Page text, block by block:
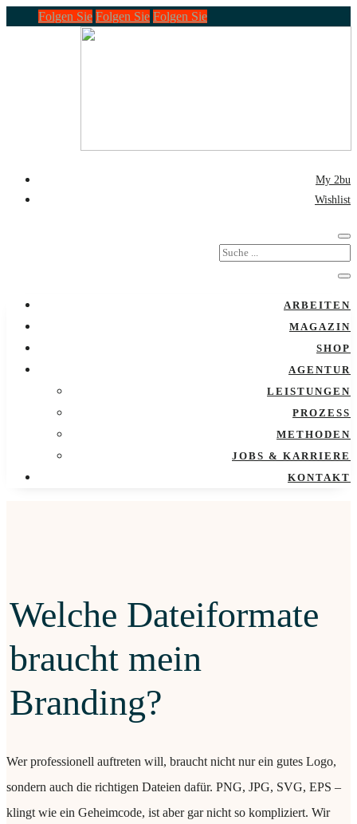
Folgen Sie Folgen Sie Folgen Sie
My 2bu
Wishlist
ARBEITEN
MAGAZIN
SHOP
AGENTUR
LEISTUNGEN
PROZESS
METHODEN
JOBS & KARRIERE
KONTAKT
Welche Dateiformate
braucht mein
Branding?
Wer professionell auftreten will, braucht nicht nur ein gutes Logo,
sondern auch die richtigen Dateien dafür. PNG, JPG, SVG, EPS –
klingt wie ein Geheimcode, ist aber gar nicht so kompliziert. Wir